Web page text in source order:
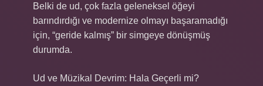
Belki de ud, çok fazla geleneksel öğeyi
barındırdığı ve modernize olmayı başaramadığı
için, “geride kalmış” bir simgeye dönüşmüş
durumda.
Ud ve Müzikal Devrim: Hala Geçerli mi?